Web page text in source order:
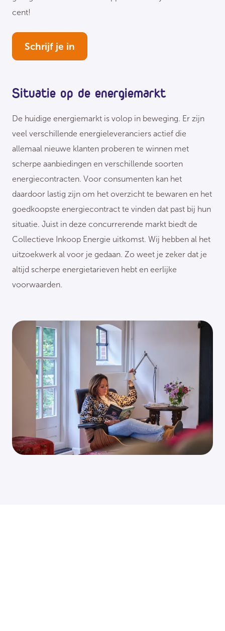
cent!
Schrijf je in
Situatie op de energiemarkt
De huidige energiemarkt is volop in beweging. Er zijn
veel verschillende energieleveranciers actief die
allemaal nieuwe klanten proberen te winnen met
scherpe aanbiedingen en verschillende soorten
energiecontracten. Voor consumenten kan het
daardoor lastig zijn om het overzicht te bewaren en het
goedkoopste energiecontract te vinden dat past bij hun
situatie. Juist in deze concurrerende markt biedt de
Collectieve Inkoop Energie uitkomst. Wij hebben al het
uitzoekwerk al voor je gedaan. Zo weet je zeker dat je
altijd scherpe energietarieven hebt en eerlijke
voorwaarden.